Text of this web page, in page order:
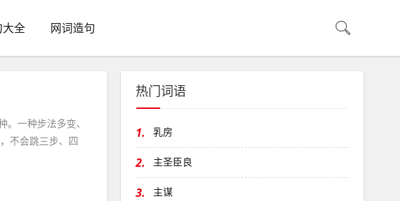
全 网词造句
一种步法多变、
不会跳三步、四
热门词语
1. 乳房
2. 主圣臣良
3. 主谋